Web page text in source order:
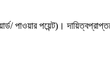
পাওয়ার পয়েন্ট)।